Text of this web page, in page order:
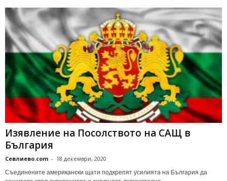
Изявление на Посолството на САЩ в
България
Севлиево.com - 18 декември, 2020
Съединените американски щати подкрепят усилията на България да